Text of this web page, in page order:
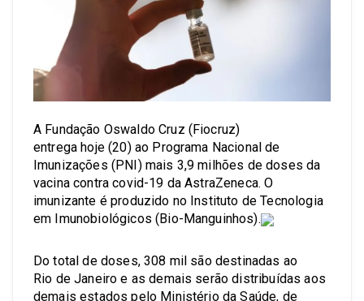
A Fundação Oswaldo Cruz (Fiocruz)
entrega hoje (20) ao Programa Nacional de
Imunizações (PNI) mais 3,9 milhões de doses da
vacina contra covid-19 da AstraZeneca. O
imunizante é produzido no Instituto de Tecnologia
em Imunobiológicos (Bio-Manguinhos).
Do total de doses, 308 mil são destinadas ao
Rio de Janeiro e as demais serão distribuídas aos
demais estados pelo Ministério da Saúde, de